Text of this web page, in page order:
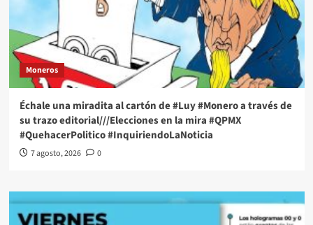
Moneros
Échale una miradita al cartón de #Luy #Monero a través de
su trazo editorial///Elecciones en la mira #QPMX
#QuehacerPolitico #InquiriendoLaNoticia
7 agosto, 2026 0